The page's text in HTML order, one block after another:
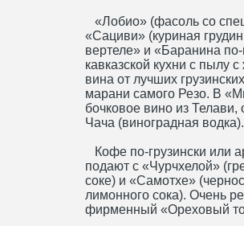
«Лобио» (фасоль со
«Сациви» (куриная
вертеле» и «Баранина
кавказской кухни с пылу
вина от лучших
марани самого Резо. В
бочковое вино из Телави,
Чача (виноградная водка).
Кофе по-грузински или
подают с «Чурчхелой»
соке) и «Самотхе»
лимонного сока). Очень
фирменный «Ореховый